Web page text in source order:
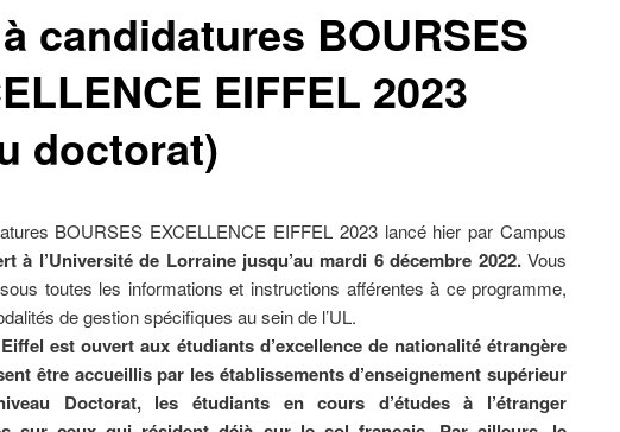
candidatures BOURSES
EIFFEL 2023
doctorat)
BOURSES EXCELLENCE EIFFEL 2023 lancé hier par Campus
à l’Université de Lorraine jusqu’au mardi 6 décembre 2022.Vous
toutes les informations et instructions afférentes à ce programme,
de gestion spécifiques au sein de l’UL.
est ouvert aux étudiants d’excellence de nationalité étrangère
être accueillis par les établissements d’enseignement supérieur
Doctorat, les étudiants en cours d’études à l’étranger